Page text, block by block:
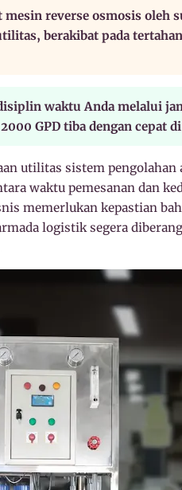
reverse osmosis oleh
berakibat pada
waktu Anda melalui
GPD tiba dengan cepat
utilitas sistem
waktu pemesanan dan
memerlukan kepastian
logistik segera